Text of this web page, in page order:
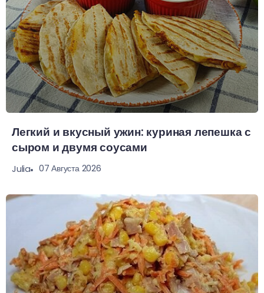
Легкий и вкусный ужин: куриная лепешка с
сыром и двумя соусами
Julia 07 Августа 2026